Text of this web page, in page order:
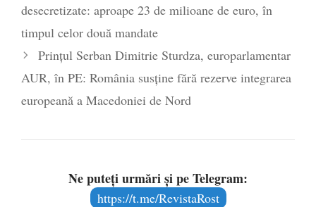
desecretizate: aproape 23 de milioane de euro, în
timpul celor două mandate
Prințul Serban Dimitrie Sturdza, europarlamentar
AUR, în PE: România susține fără rezerve integrarea
europeană a Macedoniei de Nord
Ne puteți urmări și pe Telegram:
https://t.me/RevistaRost